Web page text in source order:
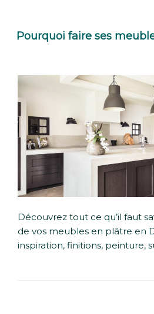
Pourquoi faire ses
Découvrez tout ce qu’il faut
de vos meubles en plâtre en
inspiration, finitions, peinture,